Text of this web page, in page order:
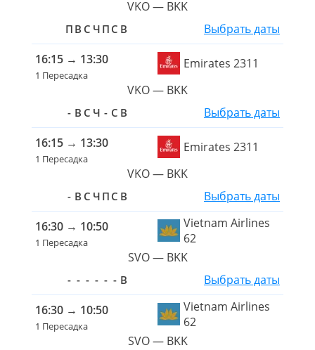
VKO — BKK
П В С Ч П С В
Выбрать даты
16:15 → 13:30
1 Пересадка
Emirates 2311
VKO — BKK
- В С Ч - С В
Выбрать даты
16:15 → 13:30
1 Пересадка
Emirates 2311
VKO — BKK
- В С Ч П С В
Выбрать даты
16:30 → 10:50
1 Пересадка
Vietnam Airlines
62
SVO — BKK
- - - - - - В
Выбрать даты
16:30 → 10:50
1 Пересадка
Vietnam Airlines
62
SVO — BKK